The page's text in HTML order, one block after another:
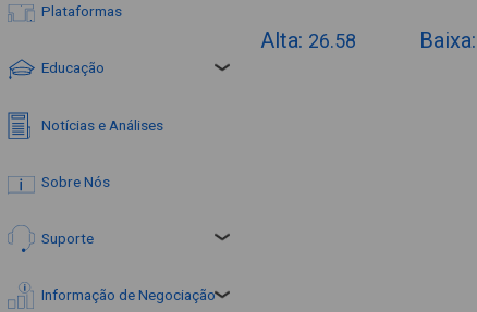
Plataformas
Educação
Notícias e Análises
Sobre Nós
Suporte
Informação de Negociação
Alta: 26.58 Baixa: